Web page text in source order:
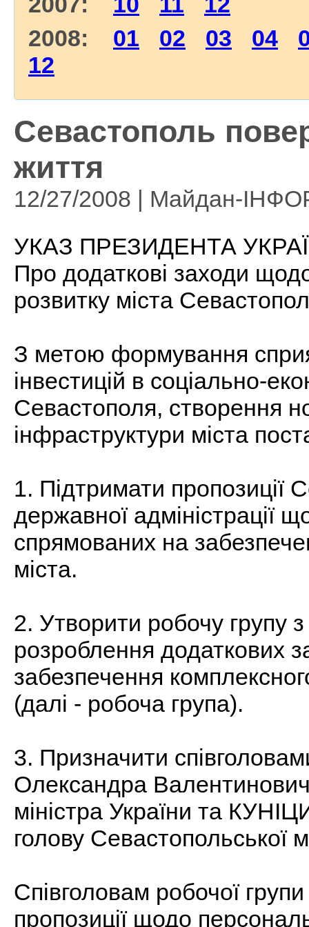
2008: 01 02 03 04
12
Cевастополь
життя
12/27/2008 | Майдан-
УКАЗ ПРЕЗИДЕНТА
Про додаткові заходи
розвитку міста
З метою формування
інвестицій в соціально-
Севастополя, створення
інфраструктури міста
1. Підтримати пропозиції
державної адміністрації
спрямованих на
міста.
2. Утворити робочу групу
розроблення додаткових
забезпечення
(далі - робоча група).
3. Призначити
Олександра
міністра України та
голову Севастопольської
Співголовам робочої
пропозиції щодо